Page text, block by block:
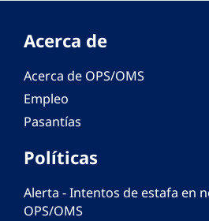
Acerca de
Acerca de OPS/OMS
Empleo
Pasantías
Políticas
Alerta - Intentos de estafa en
OPS/OMS